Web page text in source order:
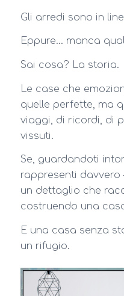
Gli arredi sono in
Eppure… manca
Sai cosa? La storia.
Le case che
quelle perfette, ma
viaggi, di ricordi, di
vissuti.
Se, guardandoti
rappresenti
un dettaglio che
costruendo una
E una casa senza
un rifugio.